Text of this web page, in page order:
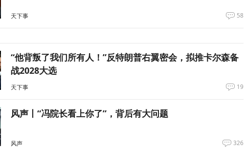
天下事 58
“他背叛了我们所有人！”反特朗普右翼密会，拟推卡尔森备
战2028大选
天下事 19
风声丨“冯院长看上你了”，背后有大问题
风声 326